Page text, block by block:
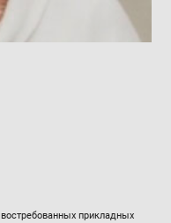
прикладных